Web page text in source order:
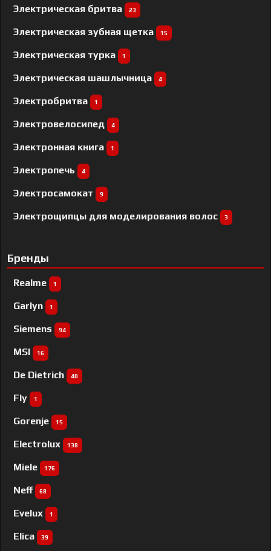
Электрическая бритва 23
Электрическая зубная щетка 15
Электрическая турка 1
Электрическая шашлычница 4
Электробритва 1
Электровелосипед 4
Электронная книга 1
Электропечь 4
Электросамокат 9
Электрощипцы для моделирования волос 3
Бренды
Realme 1
Garlyn 1
Siemens 94
MSI 16
De Dietrich 40
Fly 1
Gorenje 15
Electrolux 138
Miele 176
Neff 68
Evelux 1
Elica 39